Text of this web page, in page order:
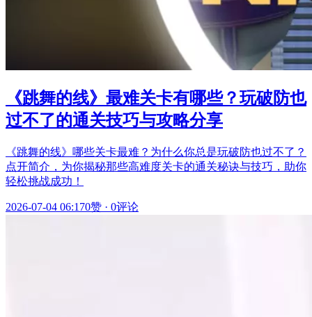
《跳舞的线》最难关卡有哪些？玩破防也
过不了的通关技巧与攻略分享
《跳舞的线》哪些关卡最难？为什么你总是玩破防也过不了？
点开简介，为你揭秘那些高难度关卡的通关秘诀与技巧，助你
轻松挑战成功！
2026-07-04 06:170赞 · 0评论